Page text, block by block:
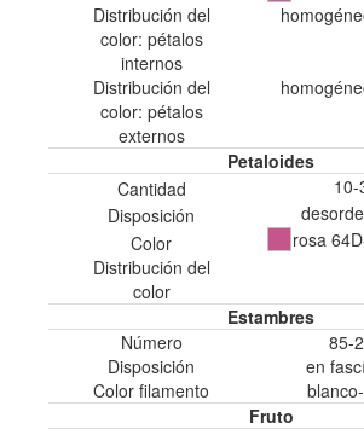
Distribución del
color: pétalos
internos
Distribución del
color: pétalos
externos
Petaloides
Cantidad
10-
Disposición
Color
rosa
Distribución del
color
Estambres
Número
85-
Disposición
en
Color filamento
Fruto